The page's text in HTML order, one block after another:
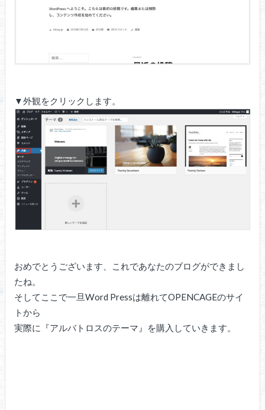
▼外観をクリックします。
おめでとうございます、これであなたのブログができまし
たね。
そしてここで一旦Word Pressは離れてOPENCAGEのサイ
トから
実際に『アルバトロスのテーマ』を購入していきます。